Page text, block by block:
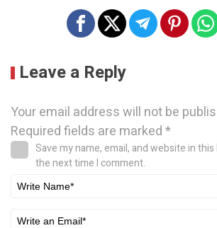
Leave a Reply
Your email address will not be
Required fields are marked*
Save my name, email, and website in
the next time I comment.